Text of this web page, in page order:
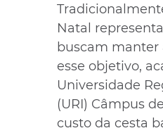
Natal
buscam manter
esse objetivo,
Universidade
(URI) Câmpus
custo da cesta